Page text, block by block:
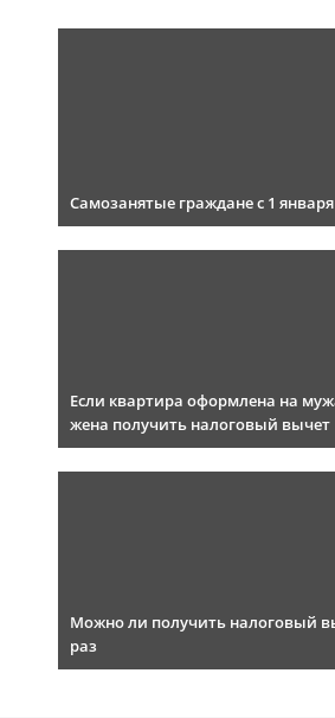
Самозанятые граждане с 1 января
Если квартира оформлена на
жена получить налоговый вычет
Можно ли получить налоговый
раз